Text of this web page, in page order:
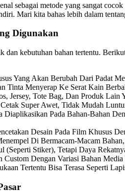
sebagai metode yang sangat
Mari kita bahas lebih dalam
Digunakan
dan kebutuhan bahan tertentu.
Yang Akan Berubah Dari Padat
Tinta Menyerap Ke Serat Kain
Jersey, Tote Bag, Dan Produk Lain
Super Awet, Tidak Mudah
Diaplikasikan Pada Bahan-Bahan
Desain Pada Film Khusus
Di Bermacam-Macam
(seperti Stiker), Tetapi Daya
Dengan Variasi Bahan
Tertentu Bisa Terasa Seperti